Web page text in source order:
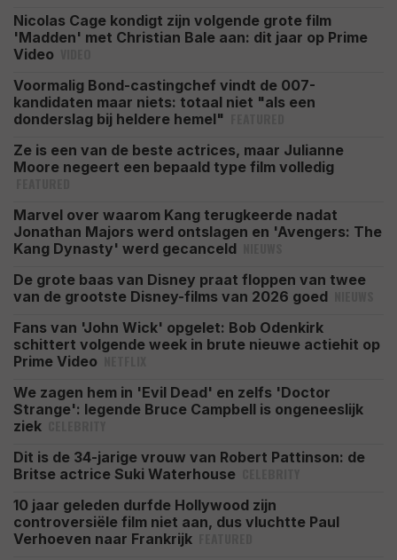
Nicolas Cage kondigt zijn volgende grote film
'Madden' met Christian Bale aan: dit jaar op Prime
Video
Voormalig Bond-castingchef vindt de 007-
kandidaten maar niets: totaal niet "als een
donderslag bij heldere hemel"
Ze is een van de beste actrices, maar Julianne
Moore negeert een bepaald type film volledig
Marvel over waarom Kang terugkeerde nadat
Jonathan Majors werd ontslagen en 'Avengers: The
Kang Dynasty' werd gecanceld
De grote baas van Disney praat floppen van twee
van de grootste Disney-films van 2026 goed
Fans van 'John Wick' opgelet: Bob Odenkirk
schittert volgende week in brute nieuwe actiehit op
Prime Video
We zagen hem in 'Evil Dead' en zelfs 'Doctor
Strange': legende Bruce Campbell is ongeneeslijk
ziek
Dit is de 34-jarige vrouw van Robert Pattinson: de
Britse actrice Suki Waterhouse
10 jaar geleden durfde Hollywood zijn
controversiële film niet aan, dus vluchtte Paul
Verhoeven naar Frankrijk